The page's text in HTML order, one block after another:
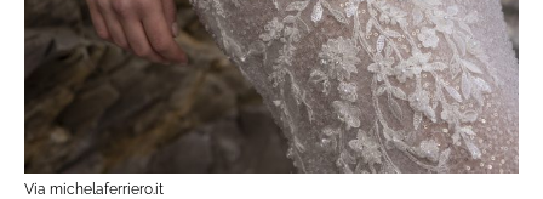
Via michelaferriero.it